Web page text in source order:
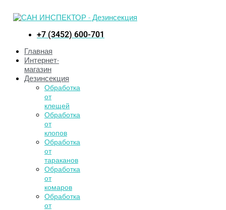
+7 (3452) 600-701
Главная
Интернет-
магазин
Дезинсекция
Обработка
от
клещей
Обработка
от
клопов
Обработка
от
тараканов
Обработка
от
комаров
Обработка
от